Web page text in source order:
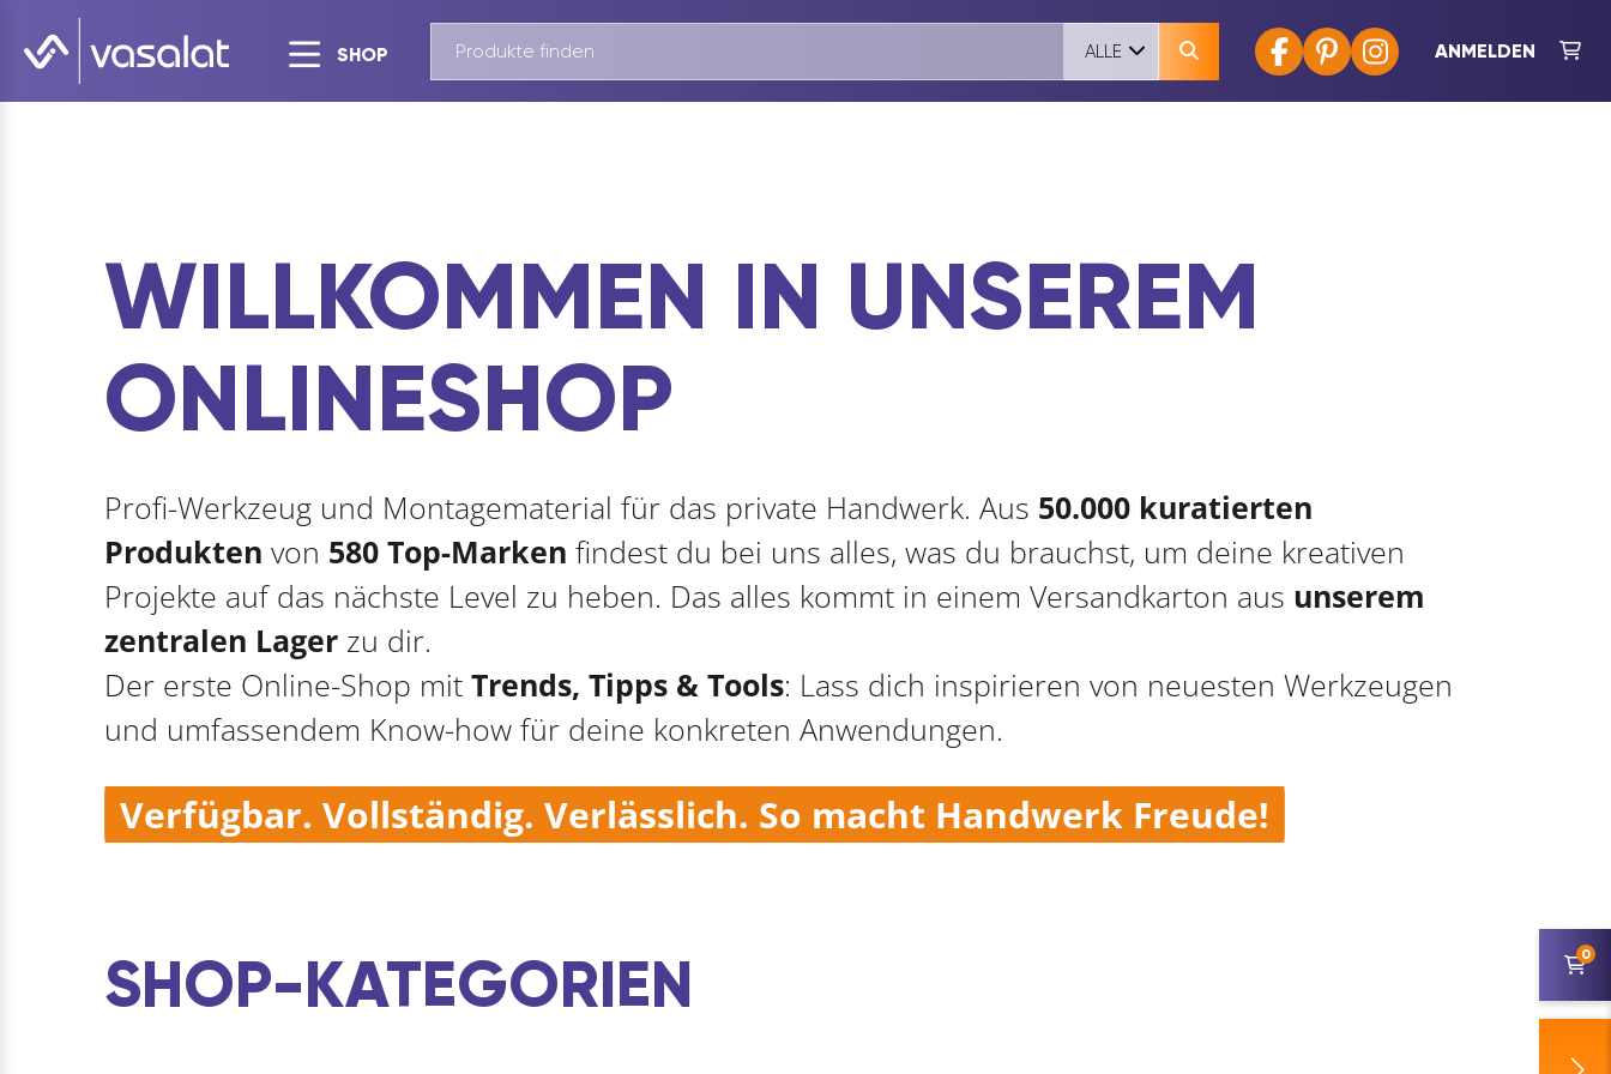
SHOP ANMELDEN
ALLE
WILLKOMMEN IN UNSEREM
ONLINESHOP
Profi-Werkzeug und Montagematerial für das private Handwerk. Aus 50.000 kuratierten
Produkten von 580 Top-Marken findest du bei uns alles, was du brauchst, um deine kreativen
Projekte auf das nächste Level zu heben. Das alles kommt in einem Versandkarton aus unserem
zentralen Lager zu dir.
Der erste Online-Shop mit Trends, Tipps & Tools: Lass dich inspirieren von neuesten Werkzeugen
und umfassendem Know-how für deine konkreten Anwendungen.
Verfügbar. Vollständig. Verlässlich. So macht Handwerk Freude!
SHOP-KATEGORIEN 0